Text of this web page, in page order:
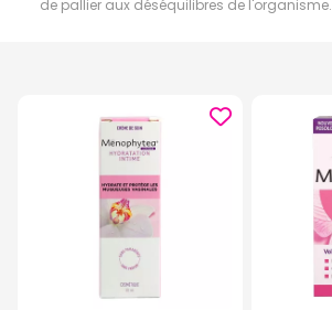
de pallier aux déséquilibres de l'organisme.